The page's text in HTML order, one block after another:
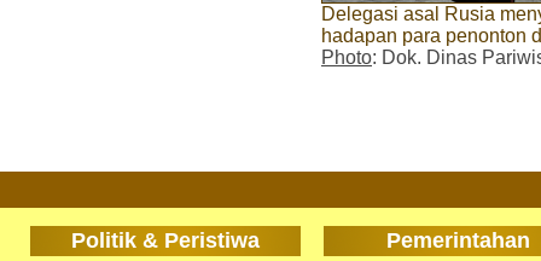
Delegasi asal Rusia
hadapan para penonton
Photo: Dok. Dinas
Politik & Peristiwa Pemerintahan